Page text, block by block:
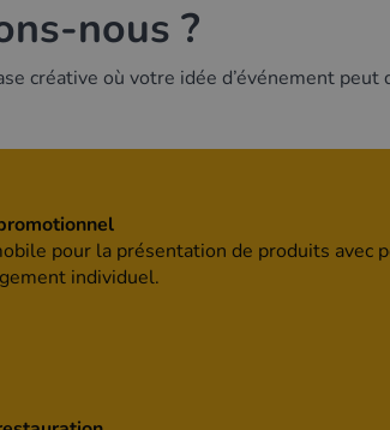
nous ?
créative où votre idée d’événement peut
pour la présentation de produits avec
individuel.